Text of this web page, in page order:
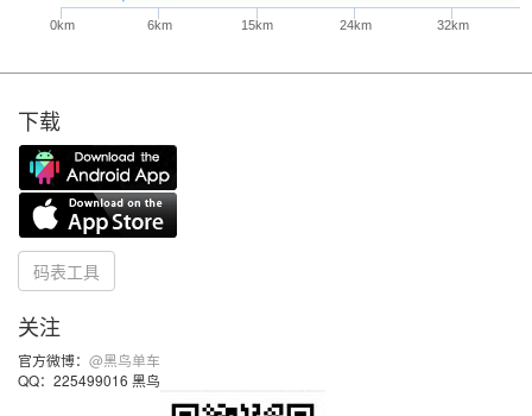
0km 6km 15km 24km 32km
下载
码表工具
关注
官方微博： @黑鸟单车
QQ：225499016 黑鸟